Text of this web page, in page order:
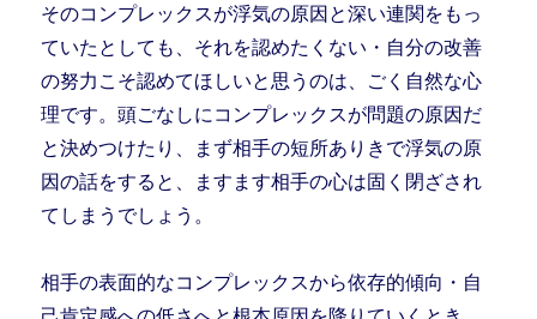
そのコンプレックスが浮気の原因と深い連関をもっ
ていたとしても、それを認めたくない・自分の改善
の努力こそ認めてほしいと思うのは、ごく自然な心
理です。頭ごなしにコンプレックスが問題の原因だ
と決めつけたり、まず相手の短所ありきで浮気の原
因の話をすると、ますます相手の心は固く閉ざされ
てしまうでしょう。
相手の表面的なコンプレックスから依存的傾向・自